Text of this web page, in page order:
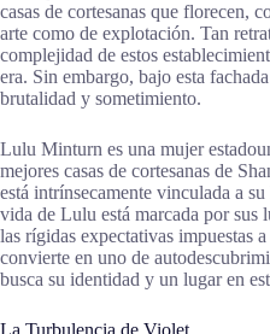
casas de cortesanas que florecen,
arte como de explotación. Tan
complejidad de estos
era. Sin embargo, bajo esta
brutalidad y sometimiento.
Lulu Minturn es una mujer
mejores casas de cortesanas de
está intrínsecamente vinculada a
vida de Lulu está marcada por sus
las rígidas expectativas impuestas
convierte en uno de
busca su identidad y un lugar en